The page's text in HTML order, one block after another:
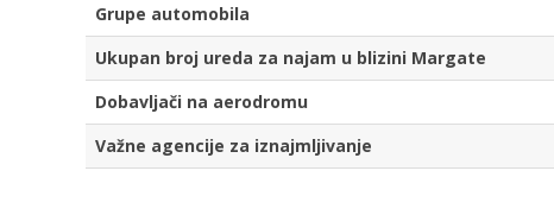
Grupe automobila
Ukupan broj ureda za najam u blizini Margate
Dobavljači na aerodromu
Važne agencije za iznajmljivanje